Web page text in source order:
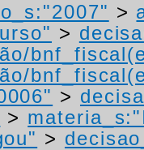
>
>
>
>
>